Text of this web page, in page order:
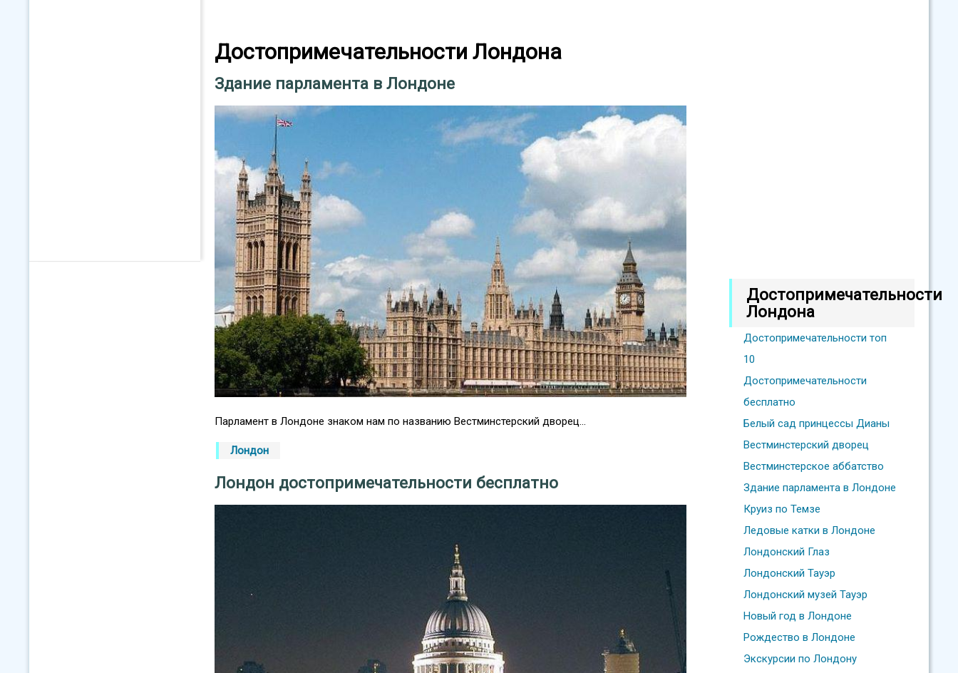
Достопримечательности Лондона
Здание парламента в Лондоне
Парламент в Лондоне знаком нам по названию Вестминстерский дворец...
Лондон
Лондон достопримечательности бесплатно
Достопримечательности
Лондона
Достопримечательности топ
10
Достопримечательности
бесплатно
Белый сад принцессы Дианы
Вестминстерский дворец
Вестминстерское аббатство
Здание парламента в Лондоне
Круиз по Темзе
Ледовые катки в Лондоне
Лондонский Глаз
Лондонский Тауэр
Лондонский музей Тауэр
Новый год в Лондоне
Рождество в Лондоне
Экскурсии по Лондону